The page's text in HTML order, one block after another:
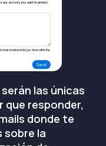
las únicas
que responder,
donde te
sobre la